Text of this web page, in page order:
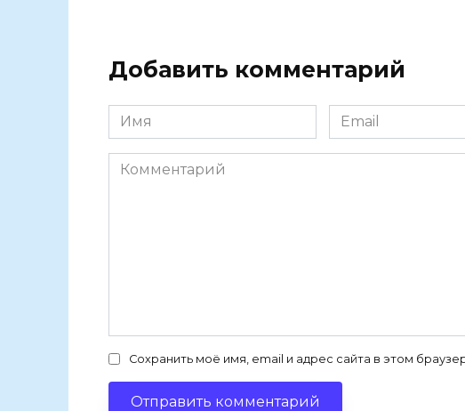
Добавить комментарий
Имя Email
Комментарий
Сохранить моё имя, email и адрес сайта в этом